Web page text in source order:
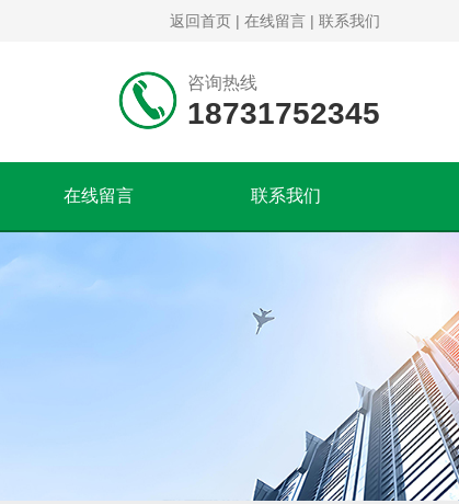
返回首页 | 在线留言 | 联系我们
咨询热线
18731752345
在线留言 联系我们